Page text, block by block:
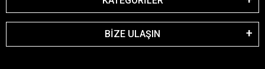
BİZE ULAŞIN